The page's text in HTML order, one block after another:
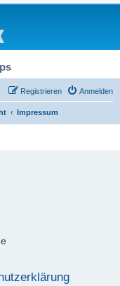
Anmelden
Registrieren
Impressum